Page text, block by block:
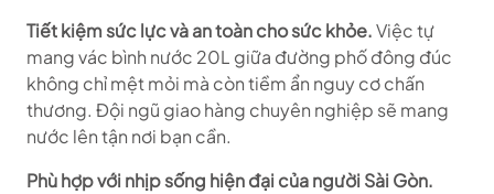
Tiết kiệm sức lực và an toàn cho sức khỏe.Việc tự
mang vác bình nước 20L giữa đường phố đông đúc
không chỉ mệt mỏi mà còn tiềm ẩn nguy cơ chấn
thương. Đội ngũ giao hàng chuyên nghiệp sẽ mang
nước lên tận nơi bạn cần.
Phù hợp với nhịp sống hiện đại của người Sài Gòn.